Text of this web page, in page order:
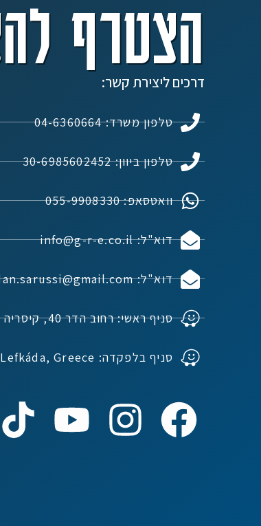
הצטרף
דרכים ליצירת קשר:
טלפון משרד: 04-6360664
טלפון ביוון: 30-6985602452
וואטסאפ: 055-9908330
דוא"ל: info@g-r-e.co.il
דוא"ל: idan.sarussi@gmail.com
סניף ראשי: רחוב הדר 40, קיסריה
סניף בלפקדה: Ioannou Mela 6 , Lefkáda, Greece